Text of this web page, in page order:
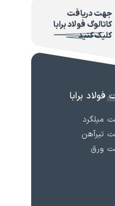
جهت دریافت
کاتالوگ فولاد برابا
کلیک کنید
برابا
میلگرد
تیرآهن
ورق